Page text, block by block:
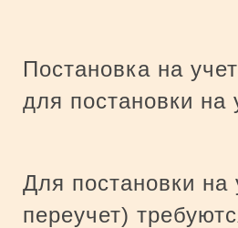
Постановка на
для постановки на
Для постановки на
переучет)